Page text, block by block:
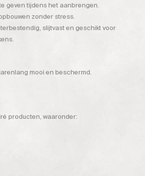
geven tijdens het aanbrengen.
zonder stress.
slijtvast en geschikt voor
mooi en beschermd.
producten, waaronder: